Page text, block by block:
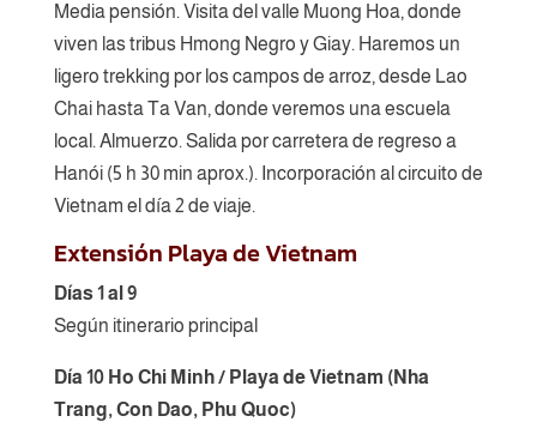
Media pensión. Visita del valle Muong Hoa, donde
viven las tribus Hmong Negro y Giay. Haremos un
ligero trekking por los campos de arroz, desde Lao
Chai hasta Ta Van, donde veremos una escuela
local. Almuerzo. Salida por carretera de regreso a
Hanói (5 h 30 min aprox.). Incorporación al circuito de
Vietnam el día 2 de viaje.
Extensión Playa de Vietnam
Días 1 al 9
Según itinerario principal
Día 10 Ho Chi Minh / Playa de Vietnam (Nha
Trang, Con Dao, Phu Quoc)